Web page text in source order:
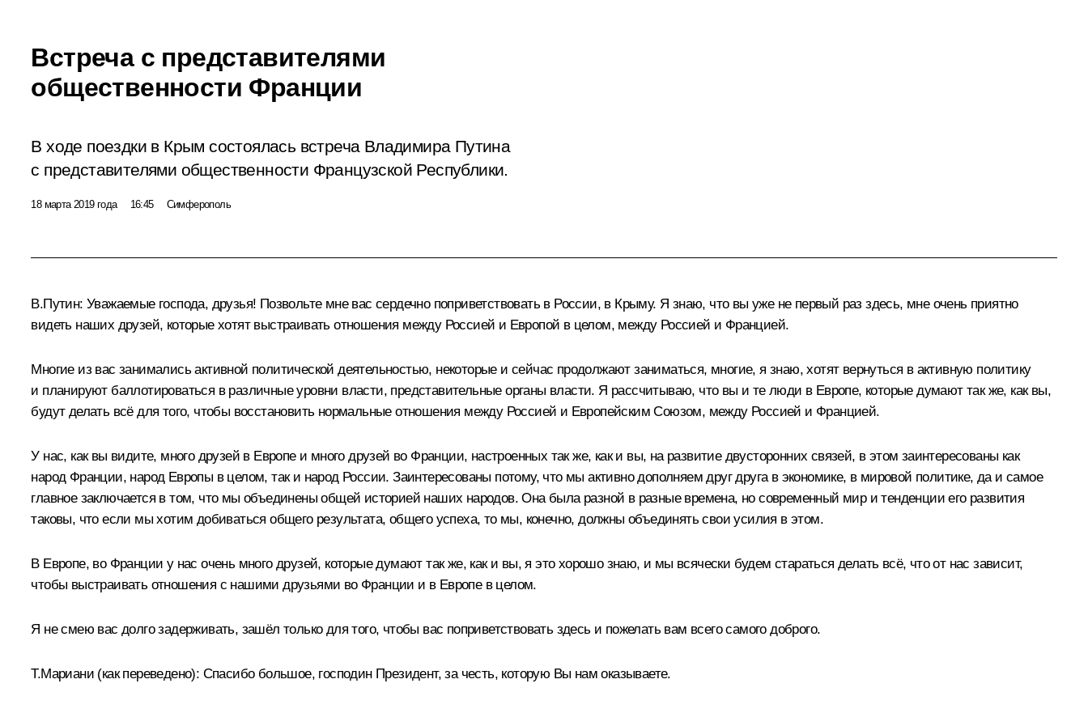
Встреча с представителями
общественности Франции
В ходе поездки в Крым состоялась встреча Владимира Путина
с представителями общественности Французской Республики.
18 марта 2019 года 16:45 Симферополь
В.Путин: Уважаемые господа, друзья! Позвольте мне вас сердечно поприветствовать в России, в Крыму. Я знаю, что вы уже не первый раз здесь, мне очень приятно
видеть наших друзей, которые хотят выстраивать отношения между Россией и Европой в целом, между Россией и Францией.
Многие из вас занимались активной политической деятельностью, некоторые и сейчас продолжают заниматься, многие, я знаю, хотят вернуться в активную политику
и планируют баллотироваться в различные уровни власти, представительные органы власти. Я рассчитываю, что вы и те люди в Европе, которые думают так же, как вы,
будут делать всё для того, чтобы восстановить нормальные отношения между Россией и Европейским Союзом, между Россией и Францией.
У нас, как вы видите, много друзей в Европе и много друзей во Франции, настроенных так же, как и вы, на развитие двусторонних связей, в этом заинтересованы как
народ Франции, народ Европы в целом, так и народ России. Заинтересованы потому, что мы активно дополняем друг друга в экономике, в мировой политике, да и самое
главное заключается в том, что мы объединены общей историей наших народов. Она была разной в разные времена, но современный мир и тенденции его развития
таковы, что если мы хотим добиваться общего результата, общего успеха, то мы, конечно, должны объединять свои усилия в этом.
В Европе, во Франции у нас очень много друзей, которые думают так же, как и вы, я это хорошо знаю, и мы всячески будем стараться делать всё, что от нас зависит,
чтобы выстраивать отношения с нашими друзьями во Франции и в Европе в целом.
Я не смею вас долго задерживать, зашёл только для того, чтобы вас поприветствовать здесь и пожелать вам всего самого доброго.
Т.Мариани (как переведено): Спасибо большое, господин Президент, за честь, которую Вы нам оказываете.